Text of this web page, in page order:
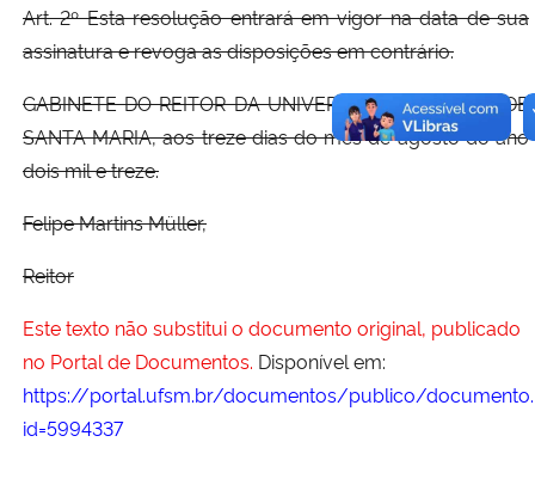
Art. 2º Esta resolução entrará em vigor na data de sua
assinatura e revoga as disposições em contrário.
GABINETE DO REITOR DA UNIVERSIDADE FEDERAL DE
SANTA MARIA, aos treze dias do mês de agosto do ano
dois mil e treze.
Felipe Martins Müller,
Reitor
Este texto não substitui o documento original, publicado
no Portal de Documentos. Disponível em:
https://portal.ufsm.br/documentos/publico/
id=5994337